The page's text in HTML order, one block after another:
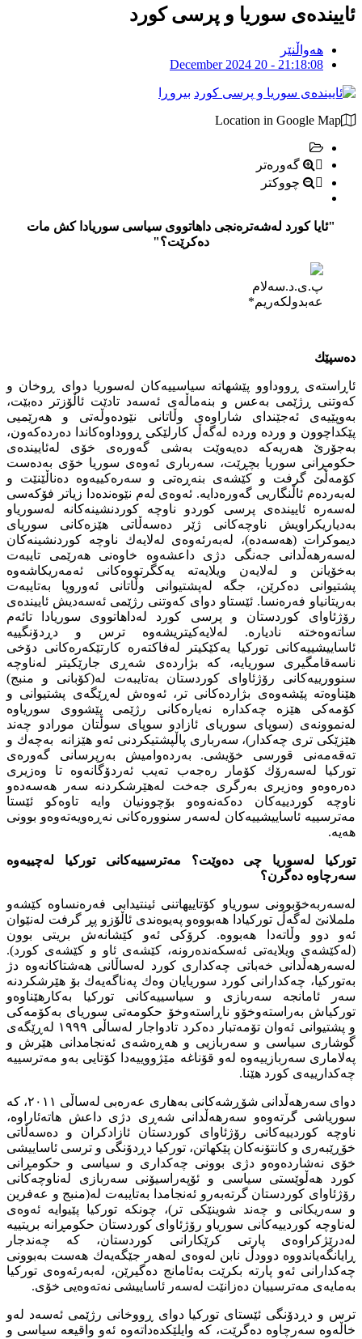
ئاییندەی سوریا و پرسی كورد
هەواڵنێر
December 2024 20 - 21:18:08
بیروڕا
Location in Google Map
گەورەتر
چووکتر
"ئایا كورد لەشەترەنجی داهاتووی سیاسی سوریادا كش مات
دەكرێت؟"
پ.ی.د.سەلام
عەبدولكەریم*
دەسپێك
ئاڕاستەی ڕووداوو پێشهاتە سیاسییەكان لەسوریا دوای ڕوخان و
كەوتنی ڕژێمی بەعس و بنەماڵەی ئەسەد تادێت ئاڵۆزتر دەبێت،
بەوپێیەی ئەجێندای شاراوەی وڵاتانی نێودەوڵەتی و هەرێمیی
پێكداچوون و وردە وردە لەگەڵ كارلێكی ڕووداوەكاندا دەردەكەون،
بەجۆرێ هەریەكە دەیەوێت بەشی گەورەی خۆی لەئاییندەی
حكومڕانی سوریا بچڕێت، سەرباری ئەوەی سوریا خۆی بەدەست
كۆمەڵێ گرفت و كێشەی بنەڕەتی و سەرەكییەوە دەناڵێنێت و
لەبەردەم ئاڵنگاریی گەورەدایە. ئەوەی لەم نێوەندەدا زیاتر فۆكەسی
لەسەرە ئاییندەی پرسی كوردو ناوچە كوردنشینەكانە لەسوریاو
بەدیاریكراویش ناوچەكانی ژێر دەسەڵاتی هێزەكانی سوریای
دیموكرات (هەسەدە)، لەبەرئەوەی لەلایەك ناوچە كوردنشینەكان
لەسەرهەڵدانی جەنگی دژی داعشەوە خاوەنی هەرێمی تایبەت
بەخۆیانن و لەلایەن ویلایەتە یەكگرتووەكانی ئەمەریكاشەوە
پشتیوانی دەكرێن، جگە لەپشتیوانی وڵاتانی ئەوروپا بەتایبەت
بەریتانیاو فەرەنسا. ئێستاو دوای كەوتنی رژێمی ئەسەدیش ئاییندەی
رۆژئاوای كوردستان و پرسی كورد لەداهاتووی سوریادا تائەم
ساتەوەختە نادیارە. لەلایەكیتریشەوە ترس و دڕدۆنگییە
ئاساییشییەكانی توركیا یەكێكیتر لەفاكتەرە كارتێكەرەكانی دۆخی
ناسەقامگیری سوریایە، كە بژاردەی شەڕی جارێكیتر لەناوچە
سنوورییەكانی رۆژئاوای كوردستان بەتایبەت لە(كۆبانی و منبج)
هێناوەتە پێشەوەی بژاردەكانی تر، ئەوەش لەڕێگەی پشتیوانی و
كۆمەكی هێزە چەكدارە نەیارەكانی رژێمی پێشووی سوریاوە
لەنموونەی (سوپای سوریای ئازادو سوپای سوڵتان مورادو چەند
هێزێكی تری چەكدار)، سەرباری پاڵپشتیكردنی ئەو هێزانە بەچەك و
تەقەمەنی قورسی خۆیشی. بەردەوامیش بەرپرسانی گەورەی
توركیا لەسەرۆك كۆمار رەجەب تەیب ئەردۆگانەوە تا وەزیری
دەرەوەو وەزیری بەرگری جەخت لەهێرشكردنە سەر هەسەدەو
ناوچە كوردییەكان دەكەنەوەو بۆچوونیان وایە تاوەكو ئێستا
مەترسییە ئاساییشییەكان لەسەر سنوورەكانی نەڕەویەتەوەو بوونی
هەیە.
توركیا لەسوریا چی دەوێت؟ مەترسییەكانی توركیا لەچییەوە
سەرچاوە دەگرن؟
لەسەربەخۆبوونی سوریاو كۆتاییهاتنی ئینتیدابی فەرەنساوە كێشەو
ململانێ لەگەڵ توركیادا هەبووەو پەیوەندی ئاڵۆزو پڕ گرفت لەنێوان
ئەو دوو وڵاتەدا هەبووە. كرۆكی ئەو كێشانەش بریتی بوون
(لەكێشەی ویلایەتی ئەسكەندەرونە، كێشەی ئاو و كێشەی كورد).
لەسەرهەڵدانی خەباتی چەكداری كورد لەساڵانی هەشتاكانەوە دژ
بەتوركیا، چەكدارانی كورد سوریایان وەك پەناگەیەك بۆ هێرشكردنە
سەر ئامانجە سەربازی و سیاسییەكانی توركیا بەكارهێناوەو
توركیاش بەراستەوخۆو ناڕاستەوخۆ حكومەتی سوریای بەكۆمەكی
و پشتیوانی ئەوان تۆمەتبار دەكرد تادواجار لەساڵی ١٩٩٩ لەڕێگەی
گوشاری سیاسی و سەربازیی و هەڕەشەی ئەنجامدانی هێرش و
پەلاماری سەربازییەوە لەو قۆناغە مێژووییەدا كۆتایی بەو مەترسییە
چەكدارییەی كورد هێنا.
دوای سەرهەڵدانی شۆڕشەكانی بەهاری عەرەبی لەساڵی ٢٠١١، كە
سوریاشی گرتەوەو سەرهەڵدانی شەڕی دژی داعش هاتەئاراوە،
ناوچە كوردییەكانی رۆژئاوای كوردستان ئازادكران و دەسەڵاتی
خۆڕێبەری و كانتۆنەكان پێكهاتن، توركیا دڕدۆنگی و ترسی ئاساییشی
خۆی نەشاردەوەو دژی بوونی چەكداری و سیاسی و حكومڕانی
كورد هەڵوێستی سیاسی و ئۆپەراسیۆنی سەربازی لەناوچەكانی
رۆژئاوای كوردستان گرتەبەرو ئەنجامدا بەتایبەت لە(منبج و عەفرین
و سەریكانی و چەند شوینێكی تر)، چونكە توركیا پێیوایە ئەوەی
لەناوچە كوردییەكانی سوریاو رۆژئاوای كوردستان حكومڕانە بریتییە
لەدرێژكراوەی پارتی كرێكارانی كوردستان، كە چەندجار
ڕایانگەیاندووە دوودڵ نابن لەوەی لەهەر جێگەیەك هەست بەبوونی
چەكدارانی ئەو پارتە بكرێت بەئامانج دەگیرێن، لەبەرئەوەی توركیا
بەمایەی مەترسییان دەزانێت لەسەر ئاساییشی نەتەوەیی خۆی.
ترس و دڕدۆنگی ئێستای توركیا دوای ڕووخانی رژێمی ئەسەد لەو
خاڵەوە سەرچاوە دەگرێت، كە وایلێكدەداتەوە ئەو واقیعە سیاسی و